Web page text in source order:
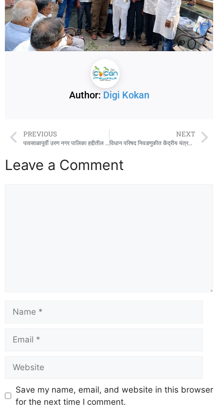
Author: Digi Kokan
PREVIOUS
पावसाळापूर्वी उरण नगर पालिका हद्दीतील नालेसफाईबाबत शिवसेना जागरूक
NEXT
विधान परिषद निवडणुकीत केंद्रीय यंत्रणांकडून दबाव : नाना पटोले
Leave a Comment
Save my name, email, and website in this browser
for the next time I comment.